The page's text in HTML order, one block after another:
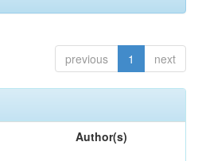
previous 1 next
Author(s)